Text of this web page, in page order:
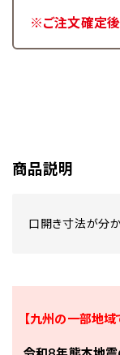
※ご注文確定後
商品説明
口開き寸法が分
【九州の一部地